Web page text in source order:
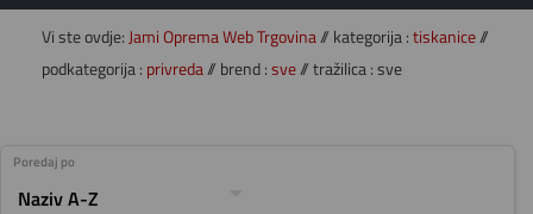
Vi ste ovdje: Jami Oprema Web Trgovina// kategorija : tiskanice//
podkategorija : privreda// brend : sve// tražilica : sve
Poredaj po